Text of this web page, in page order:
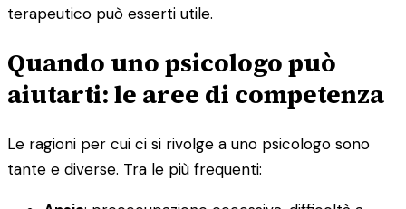
terapeutico può esserti utile.
Quando uno psicologo può
aiutarti: le aree di competenza
Le ragioni per cui ci si rivolge a uno psicologo sono
tante e diverse. Tra le più frequenti: